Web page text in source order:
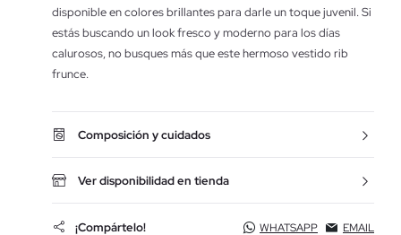
disponible en colores brillantes para darle un toque juvenil. Si
estás buscando un look fresco y moderno para los días
calurosos, no busques más que este hermoso vestido rib
frunce.
Composición y cuidados
Ver disponibilidad en tienda
¡Compártelo! WHATSAPP EMAIL